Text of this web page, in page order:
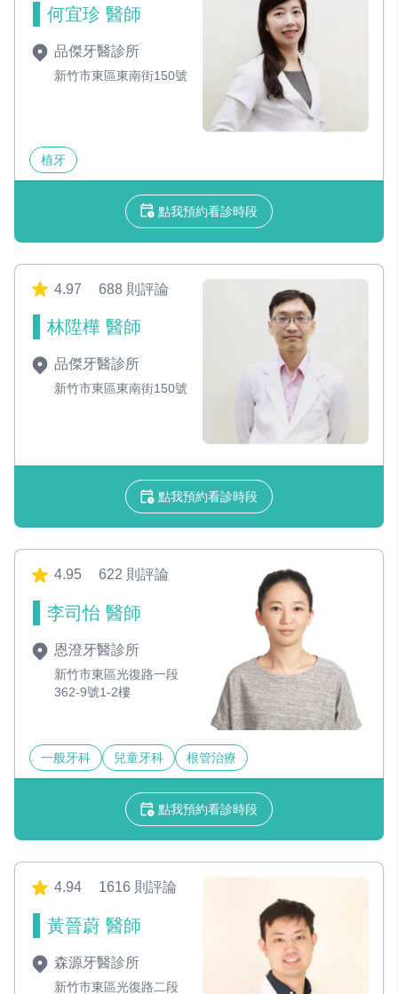
何宜珍 醫師
品傑牙醫診所
新竹市東區東南街150號
植牙
點我預約看診時段
4.97 688 則評論
林陞樺 醫師
品傑牙醫診所
新竹市東區東南街150號
點我預約看診時段
4.95 622 則評論
李司怡 醫師
恩澄牙醫診所
新竹市東區光復路一段
362-9號1-2樓
一般牙科 兒童牙科 根管治療
點我預約看診時段
4.94 1616 則評論
黃晉蔚 醫師
森源牙醫診所
新竹市東區光復路二段